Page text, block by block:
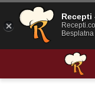
Recepti